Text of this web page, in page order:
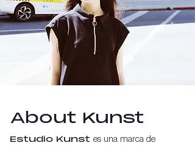
About Kunst
Estudio Kunst es una marca de